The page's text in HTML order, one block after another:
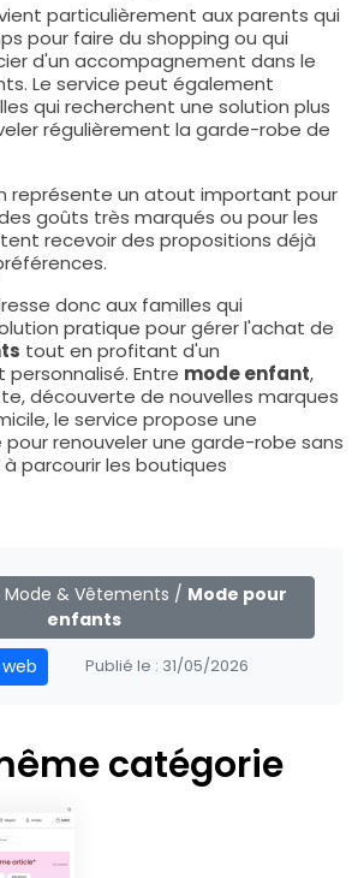
particulièrement aux parents qui
pour faire du shopping ou qui
d'un accompagnement dans le
Le service peut également
qui recherchent une solution plus
régulièrement la garde-robe de
représente un atout important pour
goûts très marqués ou pour les
recevoir des propositions déjà
donc aux familles qui
pratique pour gérer l'achat de
tout en profitant d'un
Entre mode enfant,
découverte de nouvelles marques
le service propose une
renouveler une garde-robe sans
parcourir les boutiques
Mode & Vêtements / Mode pour
enfants
Publié le : 31/05/2026
catégorie